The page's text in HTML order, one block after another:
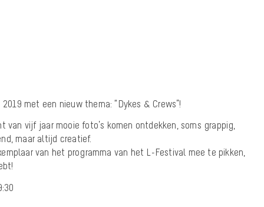
met een nieuw thema: “Dykes & Crews”!
van vijf jaar mooie foto’s komen ontdekken, soms grappig,
maar altijd creatief.
van het programma van het L-Festival mee te pikken,